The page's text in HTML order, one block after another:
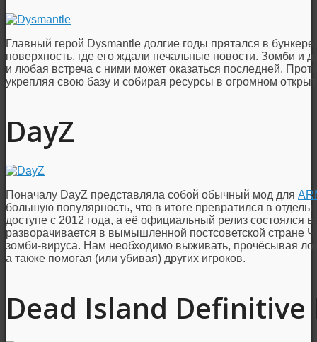
Главный герой Dysmantle долгие годы прятался в
поверхность, где его ждали печальные новости. Зомби и
и любая встреча с ними может оказаться последней.
укрепляя свою базу и собирая ресурсы в огромном
DayZ
Поначалу DayZ представляла собой обычный мод для
большую популярность, что в итоге превратился в
доступе с 2012 года, а её официальный релиз состоялся в
разворачивается в вымышленной постсоветской стране
зомби-вируса. Нам необходимо выживать, прочёсывая
а также помогая (или убивая) других игроков.
Dead Island Definitive